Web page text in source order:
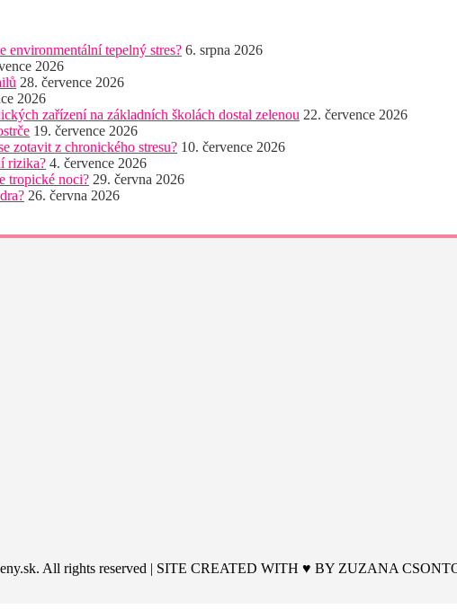
environmentální tepelný stres? 6. srpna 2026
2026
28. července 2026
2026
zařízení na základních školách dostal zelenou 22. července 2026
19. července 2026
zotavit z chronického stresu? 10. července 2026
rizika? 4. července 2026
tropické noci? 29. června 2026
26. června 2026
All rights reserved | SITE CREATED WITH ♥ BY ZUZANA